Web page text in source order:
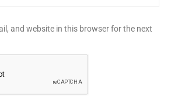
and website in this browser for the next